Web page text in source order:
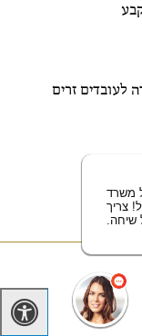
לעובדים זרים
משרד
צריך
שיחה.